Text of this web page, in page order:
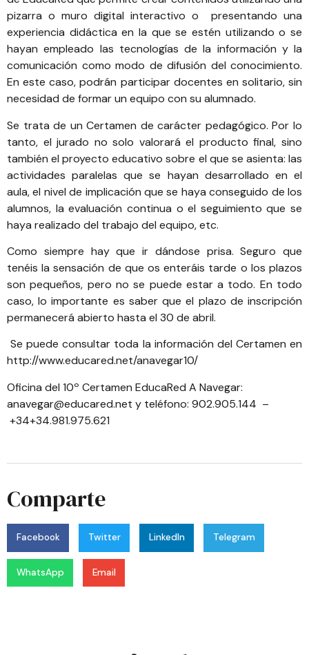
pizarra o muro digital interactivo o presentando una
experiencia didáctica en la que se estén utilizando o se
hayan empleado las tecnologías de la información y la
comunicación como modo de difusión del conocimiento.
En este caso, podrán participar docentes en solitario, sin
necesidad de formar un equipo con su alumnado.
Se trata de un Certamen de carácter pedagógico. Por lo
tanto, el jurado no solo valorará el producto final, sino
también el proyecto educativo sobre el que se asienta: las
actividades paralelas que se hayan desarrollado en el
aula, el nivel de implicación que se haya conseguido de los
alumnos, la evaluación continua o el seguimiento que se
haya realizado del trabajo del equipo, etc.
Como siempre hay que ir dándose prisa. Seguro que
tenéis la sensación de que os enteráis tarde o los plazos
son pequeños, pero no se puede estar a todo. En todo
caso, lo importante es saber que el plazo de inscripción
permanecerá abierto hasta el 30 de abril.
Se puede consultar toda la información del Certamen en
http://www.educared.net/anavegar10/
Oficina del 10º Certamen EducaRed A Navegar:
anavegar@educared.net y teléfono: 902.905.144 –
+34+34.981.975.621
Comparte
Facebook Twitter LinkedIn Telegram
WhatsApp Email